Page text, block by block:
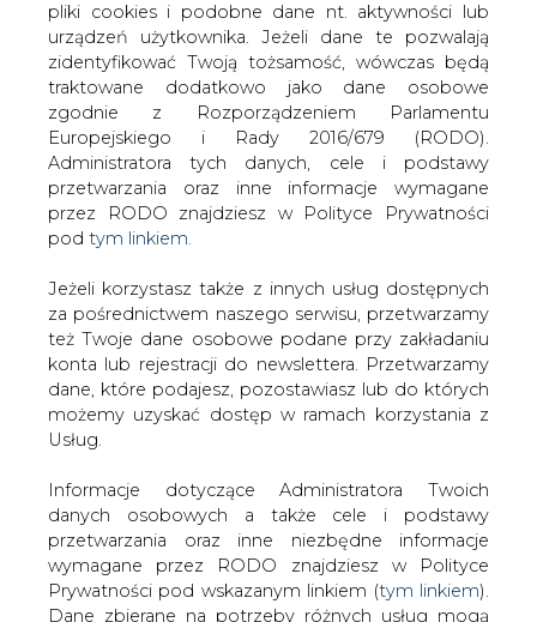
WŁĄCZ CIRE.TV
pliki cookies i podobne dane nt. aktywności lub
urządzeń użytkownika. Jeżeli dane te pozwalają
zidentyfikować Twoją tożsamość, wówczas będą
traktowane dodatkowo jako dane osobowe
zgodnie z Rozporządzeniem Parlamentu
Europejskiego i Rady 2016/679 (RODO).
Administratora tych danych, cele i podstawy
przetwarzania oraz inne informacje wymagane
przez RODO znajdziesz w Polityce Prywatności
pod tym linkiem.
Jeżeli korzystasz także z innych usług dostępnych
za pośrednictwem naszego serwisu, przetwarzamy
też Twoje dane osobowe podane przy zakładaniu
konta lub rejestracji do newslettera. Przetwarzamy
dane, które podajesz, pozostawiasz lub do których
możemy uzyskać dostęp w ramach korzystania z
Usług.
Informacje dotyczące Administratora Twoich
danych osobowych a także cele i podstawy
przetwarzania oraz inne niezbędne informacje
wymagane przez RODO znajdziesz w Polityce
Prywatności pod wskazanym linkiem (tym linkiem).
Dane zbierane na potrzeby różnych usług mogą
Strona główna
SERWIS INFORMACYJNY CIRE
/ CEZ wybuduje elektrownie w Moskwie
2007-08-07 00:00
skomentuj
udostępnij: